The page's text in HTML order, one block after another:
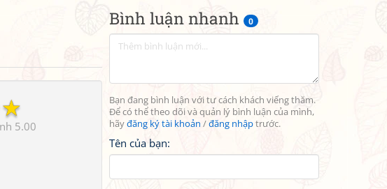
Bình luận nhanh 0
Bạn đang bình luận với tư cách khách viếng thăm.
Để có thể theo dõi và quản lý bình luận của mình,
hãyđăng ký tài khoản /đăng nhậptrước.
Tên của bạn:
☆
5.00